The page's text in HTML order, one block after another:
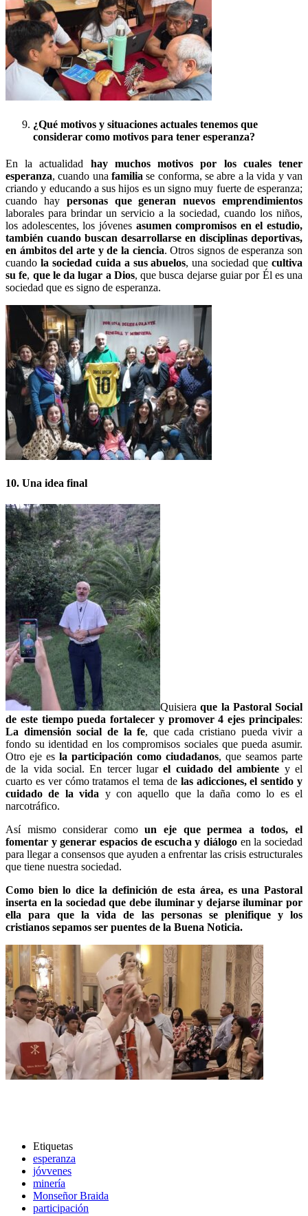
¿Qué motivos y situaciones actuales tenemos que
considerar como motivos para tener esperanza?
En la actualidad hay muchos motivos por los cuales tener
esperanza, cuando una familia se conforma, se abre a la vida y van
criando y educando a sus hijos es un signo muy fuerte de esperanza;
cuando hay personas que generan nuevos emprendimientos
laborales para brindar un servicio a la sociedad, cuando los niños,
los adolescentes, los jóvenes asumen compromisos en el estudio,
también cuando buscan desarrollarse en disciplinas deportivas,
en ámbitos del arte y de la ciencia. Otros signos de esperanza son
cuando la sociedad cuida a sus abuelos, una sociedad quecultiva
su fe, que le da lugar a Dios, que busca dejarse guiar por Él es una
sociedad que es signo de esperanza.
10. Una idea final
Quisieraque la Pastoral Social
de este tiempo pueda fortalecer y promover 4 ejes principales:
La dimensión social de la fe, que cada cristiano pueda vivir a
fondo su identidad en los compromisos sociales que pueda asumir.
Otro eje es la participación como ciudadanos, que seamos parte
de la vida social. En tercer lugarel cuidado del ambiente y el
cuarto es ver cómo tratamos el tema de las adicciones, el sentido y
cuidado de la vida y con aquello que la daña como lo es el
narcotráfico.
Así mismo considerar comoun eje que permea a todos, el
fomentar y generar espacios de escucha y diálogoen la sociedad
para llegar a consensos que ayuden a enfrentar las crisis estructurales
que tiene nuestra sociedad.
Como bien lo dice la definición de esta área, es una Pastoral
inserta en la sociedad que debe iluminar y dejarse iluminar por
ella para que la vida de las personas se plenifique y los
cristianos sepamos ser puentes de la Buena Noticia.
Etiquetas
esperanza
jóvvenes
minería
Monseñor Braida
participación